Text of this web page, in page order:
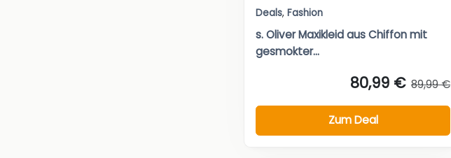
Deals, Fashion
s. Oliver Maxikleid aus Chiffon mit
gesmokter...
80,99 € 89,99 €
Zum Deal